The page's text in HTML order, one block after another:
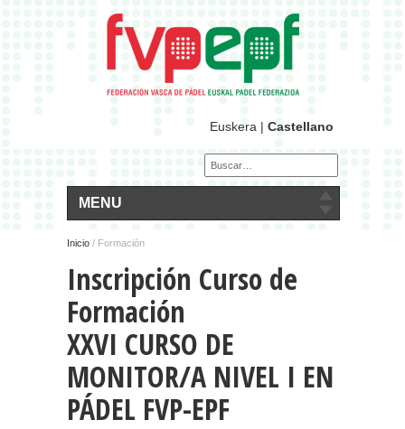
Euskera | Castellano
MENU
Inicio / Formación
Inscripción Curso de
Formación
XXVI CURSO DE
MONITOR/A NIVEL I EN
PÁDEL FVP-EPF